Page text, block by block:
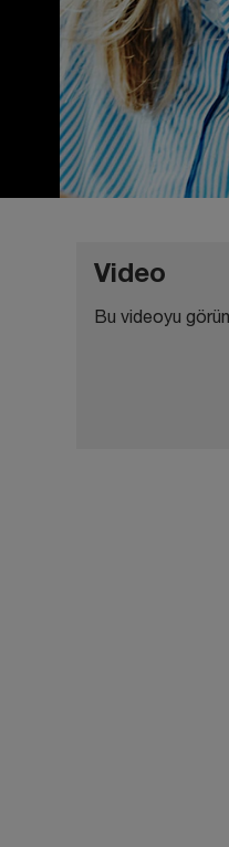
Video
Bu videoyu